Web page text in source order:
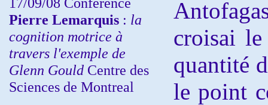
Pierre Lemarquis : la
cognition motrice à
travers l'exemple de
Glenn Gould Centre des
Sciences de Montreal
croisai
quantité
le point